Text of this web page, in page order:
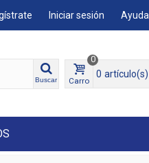
Iniciar sesión Ayuda
Buscar Carro
0
0 artículo(s)